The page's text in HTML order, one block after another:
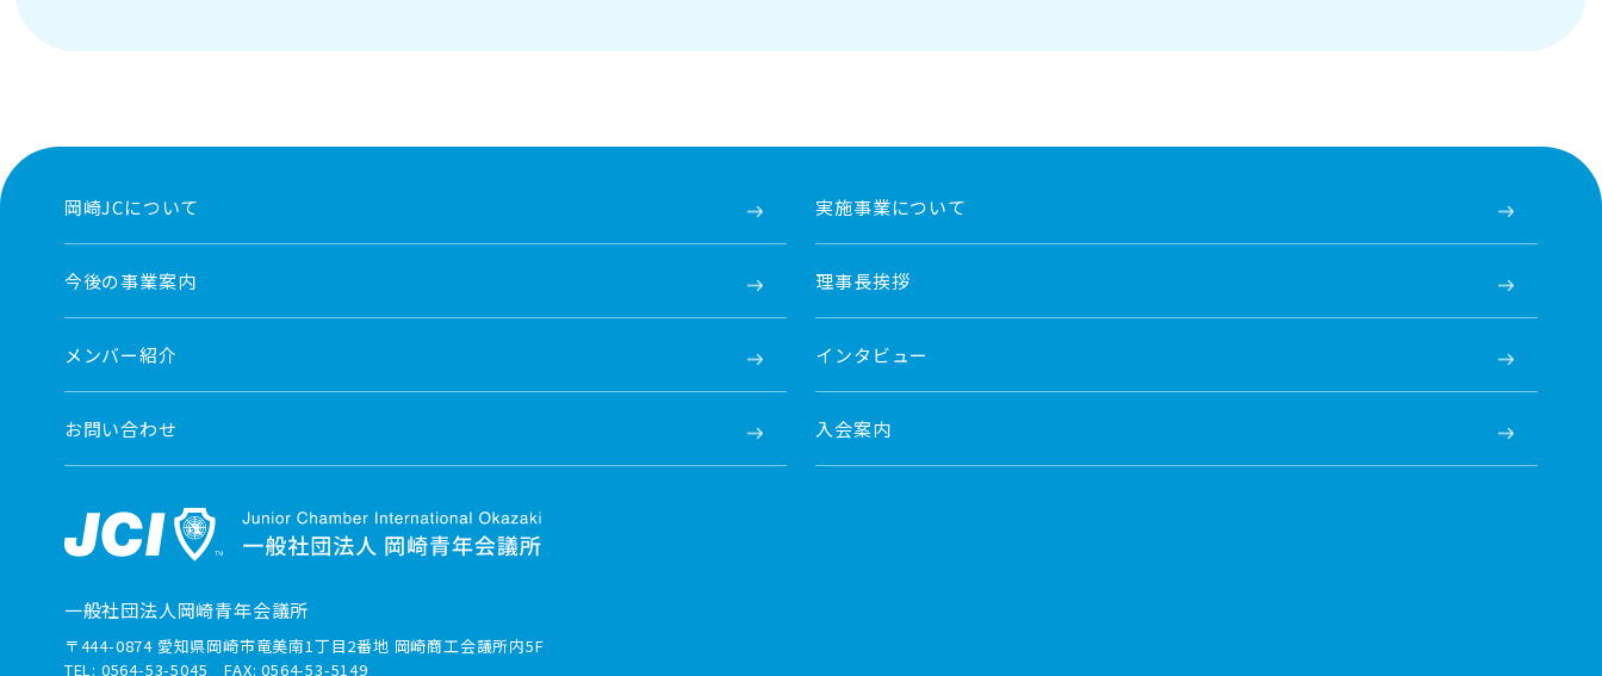
岡崎JCについて 実施事業について
今後の事業案内 理事長挨拶
メンバー紹介 インタビュー
お問い合わせ 入会案内
一般社団法人岡崎青年会議所
〒444-0874 愛知県岡崎市竜美南1丁目2番地 岡崎商工会議所内5F
TEL: 0564-53-5045 FAX: 0564-53-5149